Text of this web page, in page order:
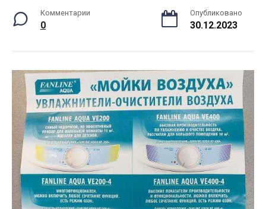
Комментарии
0
Опубликовано
30.12.2023